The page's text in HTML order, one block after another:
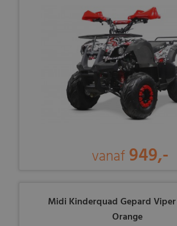
vanaf 949,-
Midi Kinderquad Gepard Viper
Orange